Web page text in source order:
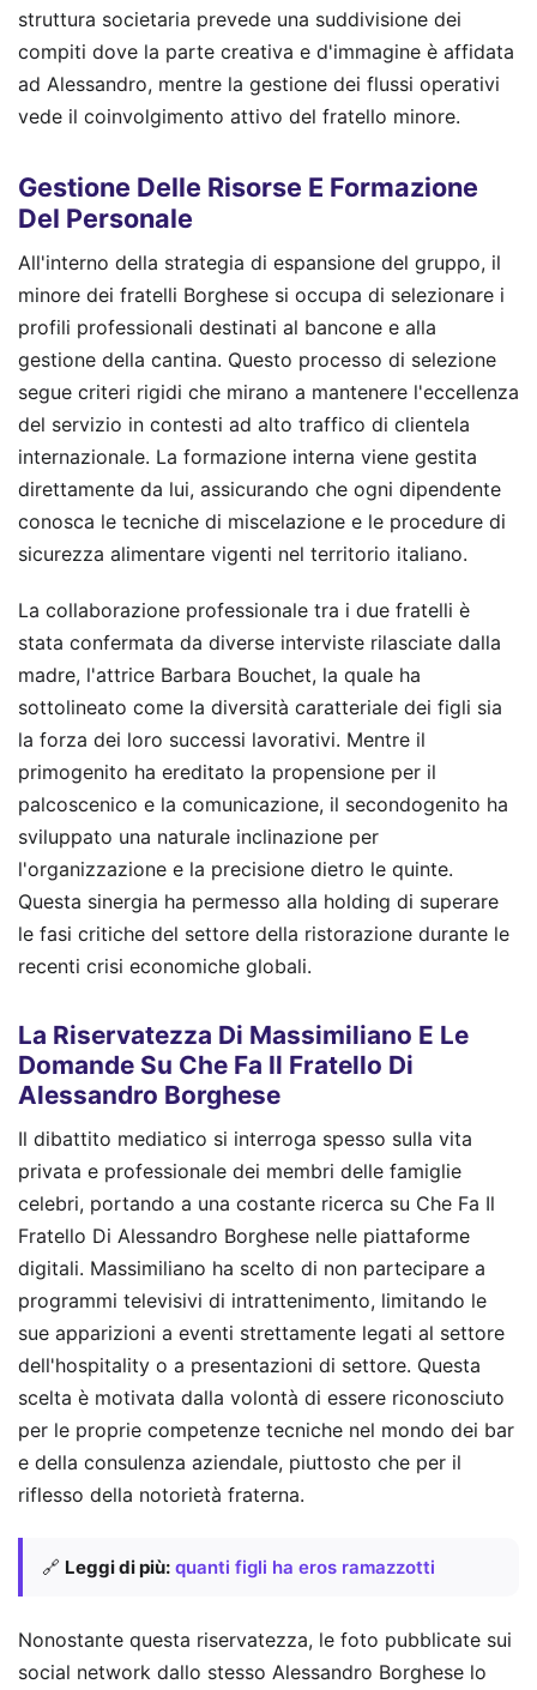
struttura societaria prevede una suddivisione dei
compiti dove la parte creativa e d'immagine è affidata
ad Alessandro, mentre la gestione dei flussi operativi
vede il coinvolgimento attivo del fratello minore.
Gestione Delle Risorse E Formazione
Del Personale
All'interno della strategia di espansione del gruppo, il
minore dei fratelli Borghese si occupa di selezionare i
profili professionali destinati al bancone e alla
gestione della cantina. Questo processo di selezione
segue criteri rigidi che mirano a mantenere l'eccellenza
del servizio in contesti ad alto traffico di clientela
internazionale. La formazione interna viene gestita
direttamente da lui, assicurando che ogni dipendente
conosca le tecniche di miscelazione e le procedure di
sicurezza alimentare vigenti nel territorio italiano.
La collaborazione professionale tra i due fratelli è
stata confermata da diverse interviste rilasciate dalla
madre, l'attrice Barbara Bouchet, la quale ha
sottolineato come la diversità caratteriale dei figli sia
la forza dei loro successi lavorativi. Mentre il
primogenito ha ereditato la propensione per il
palcoscenico e la comunicazione, il secondogenito ha
sviluppato una naturale inclinazione per
l'organizzazione e la precisione dietro le quinte.
Questa sinergia ha permesso alla holding di superare
le fasi critiche del settore della ristorazione durante le
recenti crisi economiche globali.
La Riservatezza Di Massimiliano E Le
Domande Su Che Fa Il Fratello Di
Alessandro Borghese
Il dibattito mediatico si interroga spesso sulla vita
privata e professionale dei membri delle famiglie
celebri, portando a una costante ricerca su Che Fa Il
Fratello Di Alessandro Borghese nelle piattaforme
digitali. Massimiliano ha scelto di non partecipare a
programmi televisivi di intrattenimento, limitando le
sue apparizioni a eventi strettamente legati al settore
dell'hospitality o a presentazioni di settore. Questa
scelta è motivata dalla volontà di essere riconosciuto
per le proprie competenze tecniche nel mondo dei bar
e della consulenza aziendale, piuttosto che per il
riflesso della notorietà fraterna.
🔗 Leggi di più: quanti figli ha eros ramazzotti
Nonostante questa riservatezza, le foto pubblicate sui
social network dallo stesso Alessandro Borghese lo